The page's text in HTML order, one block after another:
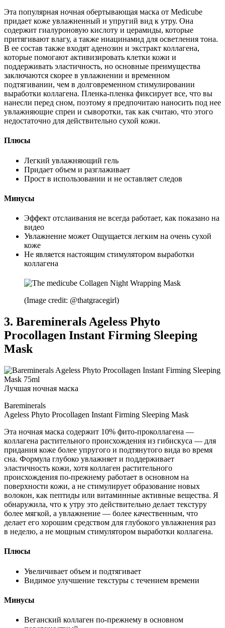
Эта популярная ночная обертывающая маска от Medicube
придает коже увлажненный и упругий вид к утру. Она
содержит гиалуроновую кислоту и церамиды, которые
притягивают влагу, а также ниацинамид для осветления тона.
В ее состав также входят аденозин и экстракт коллагена,
которые помогают активизировать клетки кожи и
поддерживать эластичность, но основные преимущества
заключаются скорее в увлажнении и временном
подтягивании, чем в долговременном стимулировании
выработки коллагена. Пленка-пленка фиксирует все, что вы
нанесли перед сном, поэтому я предпочитаю наносить под нее
увлажняющие спреи и сыворотки, так как считаю, что этого
недостаточно для действительно сухой кожи.
Плюсы
Легкий увлажняющий гель
Придает объем и разглаживает
Прост в использовании и не оставляет следов
Минусы
Эффект отслаивания не всегда работает, как показано на
видео
Увлажнение может Ощущается легким на очень сухой
коже
Не является настоящим стимулятором выработки
коллагена
(Image credit: @thatgracegirl)
3. Bareminerals Ageless Phyto
Procollagen Instant Firming Sleeping
Mask
Лучшая ночная маска
Bareminerals
Ageless Phyto Procollagen Instant Firming Sleeping Mask
Эта ночная маска содержит 10% фито-проколлагена —
коллагена растительного происхождения из гибискуса — для
придания коже более упругого и подтянутого вида во время
сна. Формула глубоко увлажняет и поддерживает
эластичность кожи, хотя коллаген растительного
происхождения по-прежнему работает в основном на
поверхности кожи, а не стимулирует образование новых
волокон, как пептиды или витаминные активные вещества. Я
обнаружила, что к утру это действительно делает текстуру
более мягкой, а увлажнение — более качественным, что
делает его хорошим средством для глубокого увлажнения раз
в неделю, а не мощным стимулятором выработки коллагена.
Плюсы
Увеличивает объем и подтягивает
Видимое улучшение текстуры с течением времени
Минусы
Веганский коллаген по-прежнему в основном